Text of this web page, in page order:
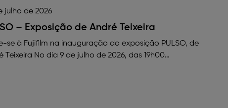
julho de 2026
– Exposição de André Teixeira
se à Fujifilm na inauguração da exposição PULSO, de
Teixeira No dia 9 de julho de 2026, das 19h00…